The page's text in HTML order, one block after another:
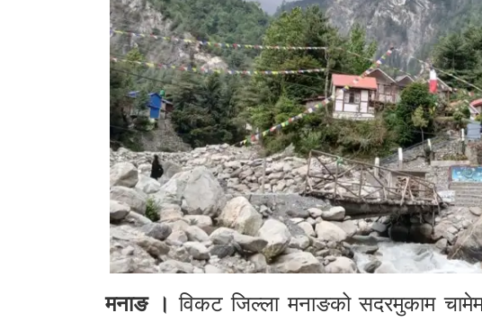
मनाङ ।विकट जिल्ला मनाङको सदरमुकाम